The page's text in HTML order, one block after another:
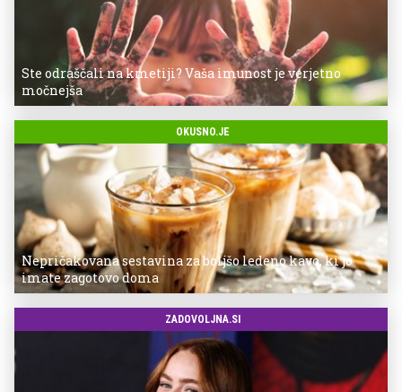
Ste odraščali na kmetiji? Vaša imunost je verjetno
močnejša
OKUSNO.JE
Nepričakovana sestavina za boljšo ledeno kavo, ki jo
imate zagotovo doma
ZADOVOLJNA.SI